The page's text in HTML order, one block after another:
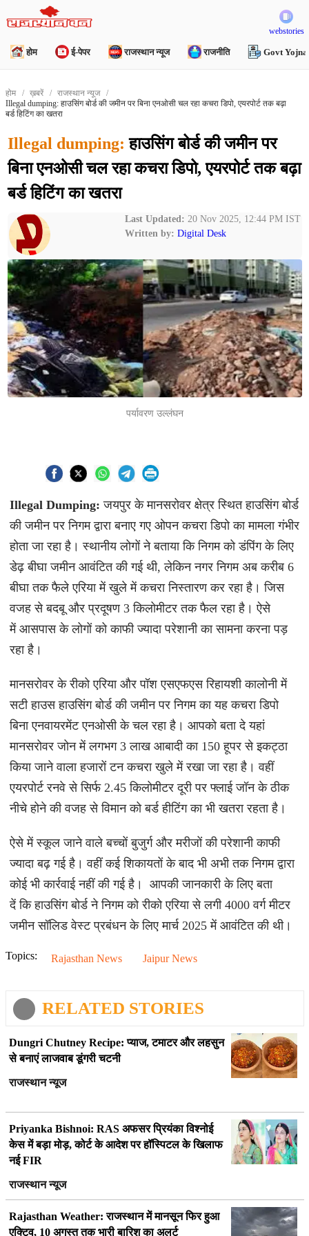
webstories
होम ई-पेपर राजस्थान न्यूज राजनीति Govt Yojna
होम ख़बरें
राजस्थान न्यूज
Illegal dumping: हाउसिंग बोर्ड की जमीन पर बिना एनओसी चल रहा कचरा डिपो, एयरपोर्ट तक बढ़ा
बर्ड हिटिंग का खतरा
Illegal dumping: हाउसिंग बोर्ड की जमीन पर
बिना एनओसी चल रहा कचरा डिपो, एयरपोर्ट तक बढ़ा
बर्ड हिटिंग का खतरा
Last Updated: 20 Nov 2025, 12:44 PM IST
Written by: Digital Desk
पर्यावरण उल्लंघन
Illegal Dumping:जयपुर के मानसरोवर क्षेत्र स्थित हाउसिंग बोर्ड
की जमीन पर निगम द्वारा बनाए गए ओपन कचरा डिपो का मामला गंभीर
होता जा रहा है। स्थानीय लोगों ने बताया कि निगम को डंपिंग के लिए
डेढ़ बीघा जमीन आवंटित की गई थी, लेकिन नगर निगम अब करीब 6
बीघा तक फैले एरिया में खुले में कचरा निस्तारण कर रहा है। जिस
वजह से बदबू और प्रदूषण 3 किलोमीटर तक फैल रहा है। ऐसे
में आसपास के लोगों को काफी ज्यादा परेशानी का सामना करना पड़
रहा है।
मानसरोवर के रीको एरिया और पॉश एसएफएस रिहायशी कालोनी में
सटी हाउस हाउसिंग बोर्ड की जमीन पर निगम का यह कचरा डिपो
बिना एनवायरमेंट एनओसी के चल रहा है। आपको बता दे यहां
मानसरोवर जोन में लगभग 3 लाख आबादी का 150 हूपर से इकट्ठा
किया जाने वाला हजारों टन कचरा खुले में रखा जा रहा है। वहीं
एयरपोर्ट रनवे से सिर्फ 2.45 किलोमीटर दूरी पर फ्लाई जॉन के ठीक
नीचे होने की वजह से विमान को बर्ड हीटिंग का भी खतरा रहता है।
ऐसे में स्कूल जाने वाले बच्चों बुजुर्ग और मरीजों की परेशानी काफी
ज्यादा बढ़ गई है। वहीं कई शिकायतों के बाद भी अभी तक निगम द्वारा
कोई भी कार्रवाई नहीं की गई है। आपकी जानकारी के लिए बता
दें कि हाउसिंग बोर्ड ने निगम को रीको एरिया से लगी 4000 वर्ग मीटर
जमीन सॉलिड वेस्ट प्रबंधन के लिए मार्च 2025 में आवंटित की थी।
Topics: Rajasthan News Jaipur News
RELATED STORIES
Dungri Chutney Recipe: प्याज, टमाटर और लहसुन
से बनाएं लाजवाब डूंगरी चटनी
राजस्थान न्यूज
Priyanka Bishnoi: RAS अफसर प्रियंका विश्नोई
केस में बड़ा मोड़, कोर्ट के आदेश पर हॉस्पिटल के खिलाफ
नई FIR
राजस्थान न्यूज
Rajasthan Weather: राजस्थान में मानसून फिर हुआ
एक्टिव, 10 अगस्त तक भारी बारिश का अलर्ट